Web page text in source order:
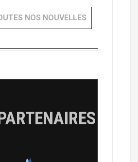
NOS NOUVELLES